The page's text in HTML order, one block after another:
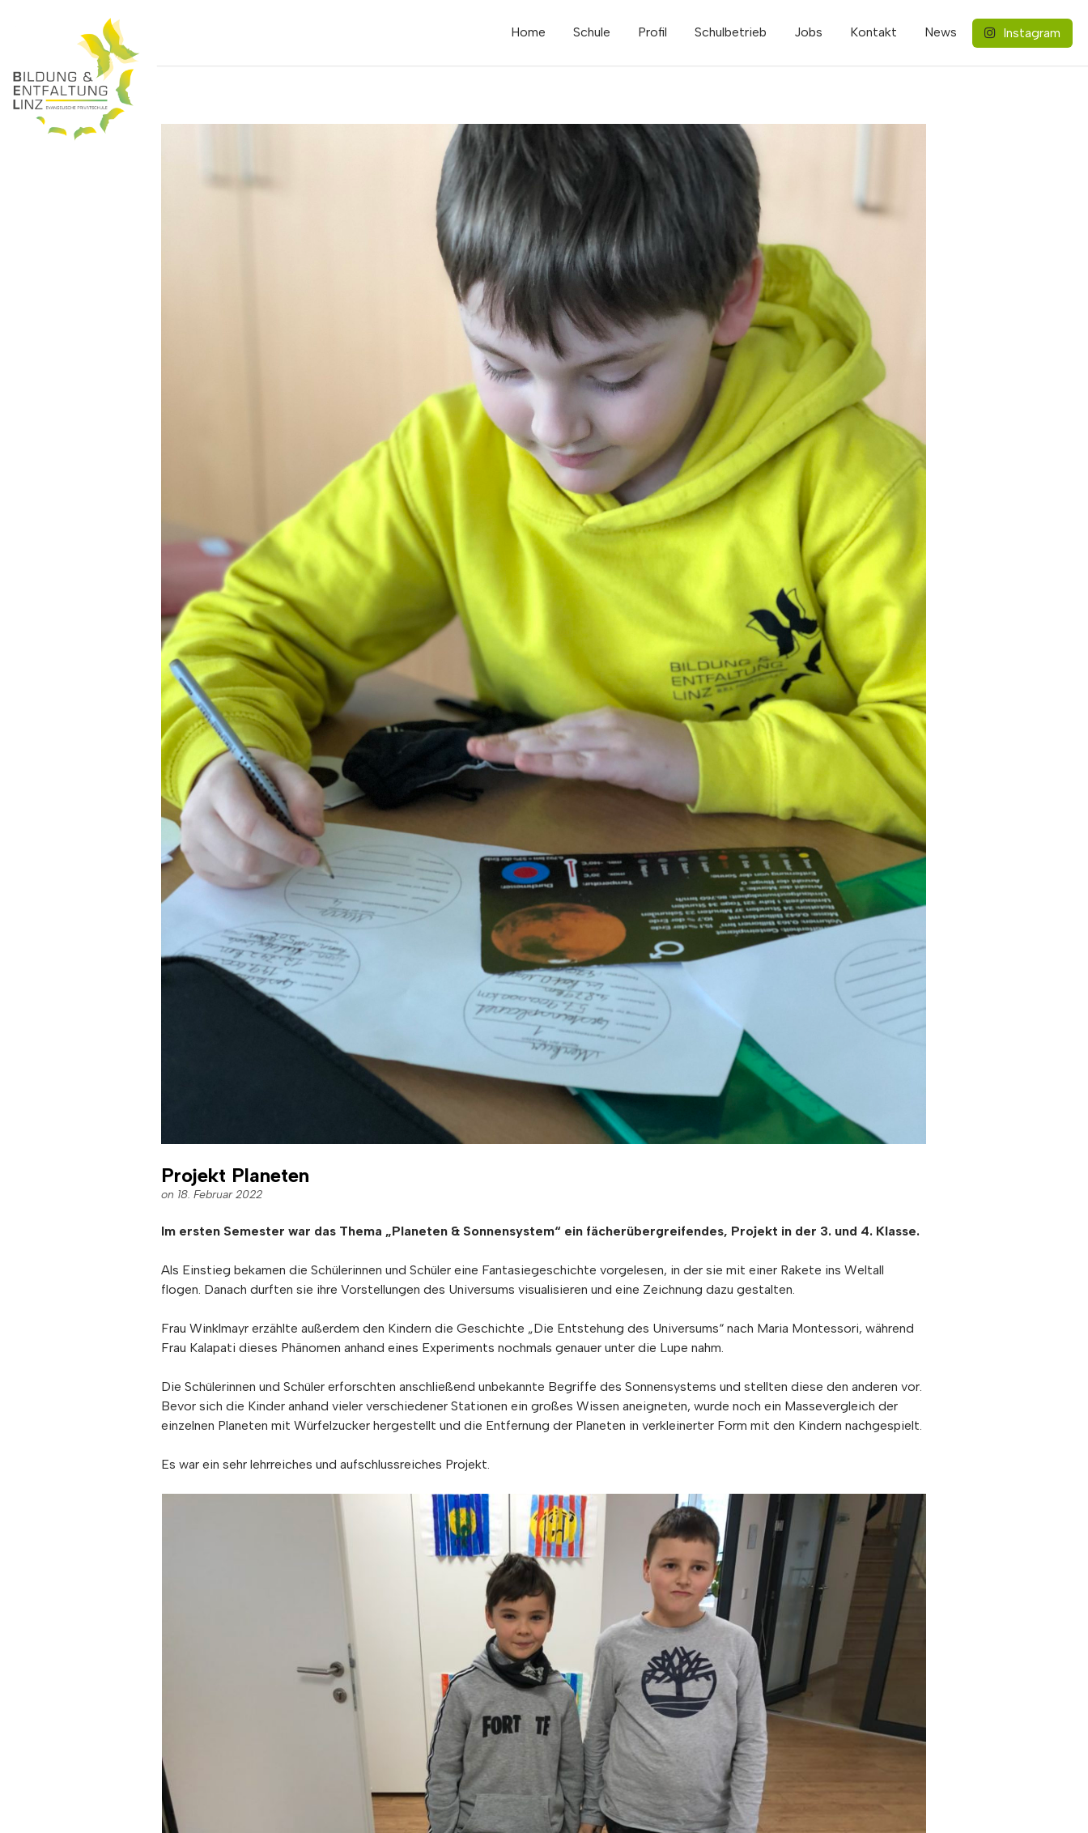
Home Schule Profil Schulbetrieb Jobs Kontakt News Instagram
Projekt Planeten
on 18. Februar 2022
Im ersten Semester war das Thema „Planeten & Sonnensystem“ ein fächerübergreifendes, Projekt in der 3. und 4. Klasse.
Als Einstieg bekamen die Schülerinnen und Schüler eine Fantasiegeschichte vorgelesen, in der sie mit einer Rakete ins Weltall
flogen. Danach durften sie ihre Vorstellungen des Universums visualisieren und eine Zeichnung dazu gestalten.
Frau Winklmayr erzählte außerdem den Kindern die Geschichte „Die Entstehung des Universums“ nach Maria Montessori, während
Frau Kalapati dieses Phänomen anhand eines Experiments nochmals genauer unter die Lupe nahm.
Die Schülerinnen und Schüler erforschten anschließend unbekannte Begriffe des Sonnensystems und stellten diese den anderen vor.
Bevor sich die Kinder anhand vieler verschiedener Stationen ein großes Wissen aneigneten, wurde noch ein Massevergleich der
einzelnen Planeten mit Würfelzucker hergestellt und die Entfernung der Planeten in verkleinerter Form mit den Kindern nachgespielt.
Es war ein sehr lehrreiches und aufschlussreiches Projekt.